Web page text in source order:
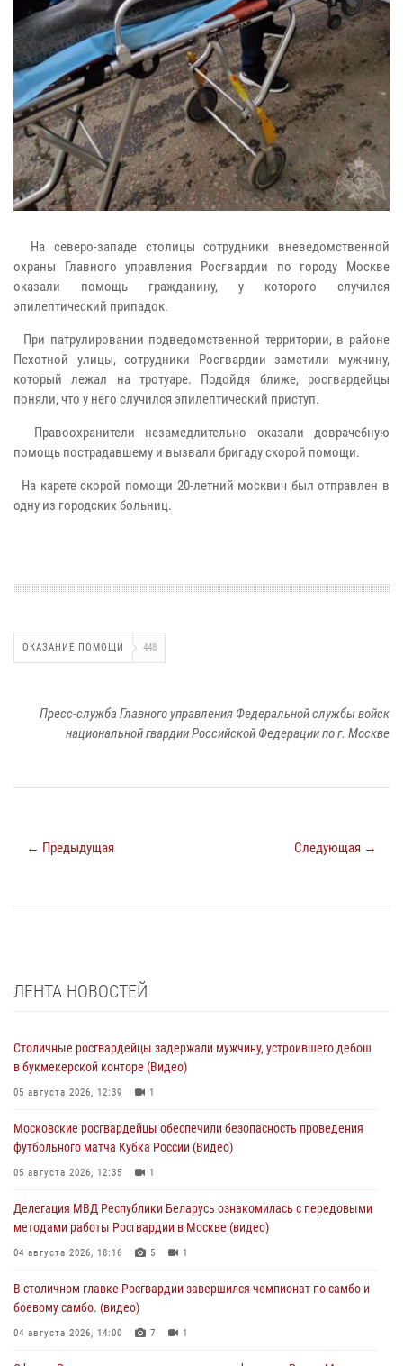
На северо-западе столицы сотрудники вневедомственной
охраны Главного управления Росгвардии по городу Москве
оказали помощь гражданину, у которого случился
эпилептический припадок.
При патрулировании подведомственной территории, в районе
Пехотной улицы, сотрудники Росгвардии заметили мужчину,
который лежал на тротуаре. Подойдя ближе, росгвардейцы
поняли, что у него случился эпилептический приступ.
Правоохранители незамедлительно оказали доврачебную
помощь пострадавшему и вызвали бригаду скорой помощи.
На карете скорой помощи 20-летний москвич был отправлен в
одну из городских больниц.
ОКАЗАНИЕ ПОМОЩИ 448
Пресс-служба Главного управления Федеральной службы войск
национальной гвардии Российской Федерации по г. Москве
← Предыдущая Следующая →
ЛЕНТА НОВОСТЕЙ
Столичные росгвардейцы задержали мужчину, устроившего дебош
в букмекерской конторе (Видео)
05 августа 2026, 12:39 1
Московские росгвардейцы обеспечили безопасность проведения
футбольного матча Кубка России (Видео)
05 августа 2026, 12:35 1
Делегация МВД Республики Беларусь ознакомилась с передовыми
методами работы Росгвардии в Москве (видео)
04 августа 2026, 18:16 5 1
В столичном главке Росгвардии завершился чемпионат по самбо и
боевому самбо. (видео)
04 августа 2026, 14:00 7 1